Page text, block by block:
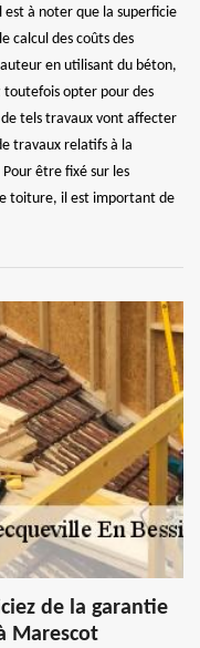
à noter que la superficie
calcul des coûts des
en utilisant du béton,
toutefois opter pour des
de tels travaux vont affecter
travaux relatifs à la
être fixé sur les
toiture, il est important de
de la garantie
Marescot